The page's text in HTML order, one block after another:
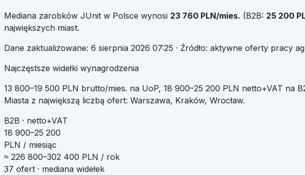
Mediana zarobków JUnit w Polsce wynosi 23 760 PLN/mies. (B2B: 25 200
największych miast.
Dane zaktualizowane: 6 sierpnia 2026 07:25 · Źródło: aktywne oferty pracy
Najczęstsze widełki wynagrodzenia
13 800–19 500 PLN brutto/mies. na UoP, 18 900–25 200 PLN netto+VAT na
Miasta z największą liczbą ofert: Warszawa, Kraków, Wrocław.
B2B · netto+VAT
18 900–25 200
PLN / miesiąc
≈ 226 800–302 400 PLN / rok
37 ofert · mediana widełek